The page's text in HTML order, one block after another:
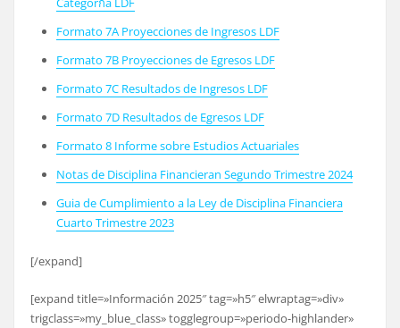
Formato 7A Proyecciones de Ingresos LDF
Formato 7B Proyecciones de Egresos LDF
Formato 7C Resultados de Ingresos LDF
Formato 7D Resultados de Egresos LDF
Formato 8 Informe sobre Estudios Actuariales
Notas de Disciplina Financieran Segundo Trimestre 2024
Guia de Cumplimiento a la Ley de Disciplina Financiera
Cuarto Trimestre 2023
[/expand]
[expand title=»Información 2025″ tag=»h5″ elwraptag=»div»
trigclass=»my_blue_class» togglegroup=»periodo-highlander»